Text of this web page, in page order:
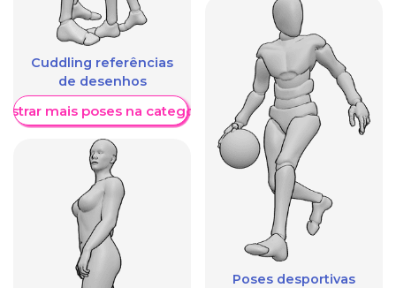
Cuddling referências
de desenhos
mais poses na categoria
Poses desportivas